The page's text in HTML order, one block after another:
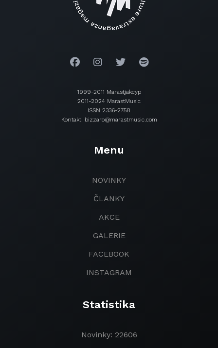
1999-2011 Marastjakcyp
2011-2024 MarastMusic
ISSN 2336-2758
Kontakt: bizzaro@marastmusic.com
Menu
NOVINKY
ČLANKY
AKCE
GALERIE
FACEBOOK
INSTAGRAM
Statistika
Novinky: 22606